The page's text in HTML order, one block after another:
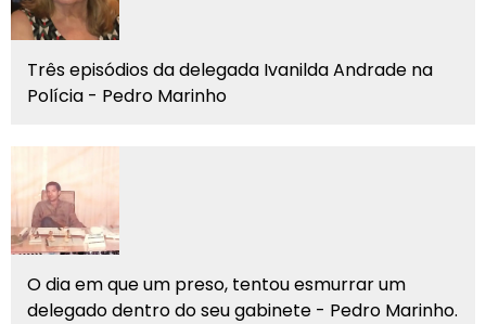
Três episódios da delegada Ivanilda Andrade na
Polícia - Pedro Marinho
O dia em que um preso, tentou esmurrar um
delegado dentro do seu gabinete - Pedro Marinho.